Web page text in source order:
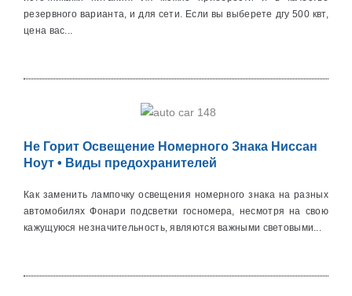
резервного варианта, и для сети. Если вы выберете дгу 500 квт,
цена вас...
Не Горит Освещение Номерного Знака Ниссан
Ноут • Виды предохранителей
Как заменить лампочку освещения номерного знака на разных
автомобилях Фонари подсветки госномера, несмотря на свою
кажущуюся незначительность, являются важными световыми...